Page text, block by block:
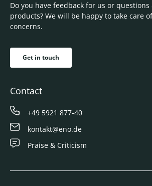
Do you have feedback for us or
products? We will be happy to take care
concerns.
Get in touch
Contact
+49 5921 877-40
kontakt@eno.de
Praise & Criticism